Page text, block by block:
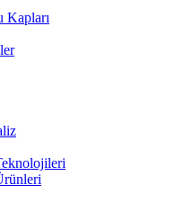
Kapları